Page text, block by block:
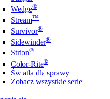
Wedge®
Stream™
Survivor®
Sidewinder®
Strion®
Color-Rite®
Światła dla sprawy
Zobacz wszystkie serie